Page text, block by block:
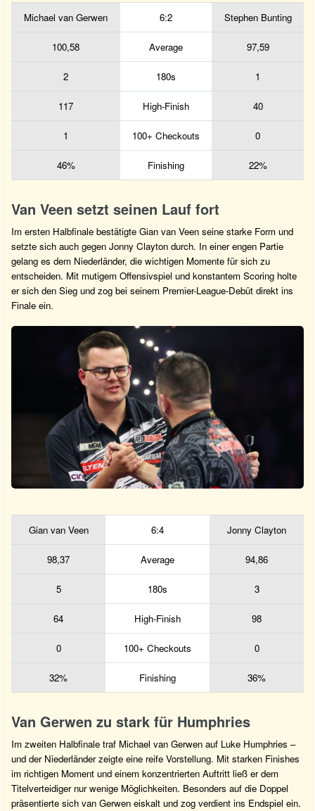
Michael van Gerwen 6:2 Stephen Bunting
100,58 Average 97,59
2 180s 1
117 High-Finish 40
1 100+ Checkouts 0
46% Finishing 22%
Van Veen setzt seinen Lauf fort
Im ersten Halbfinale bestätigte Gian van Veen seine starke Form und
setzte sich auch gegen Jonny Clayton durch. In einer engen Partie
gelang es dem Niederländer, die wichtigen Momente für sich zu
entscheiden. Mit mutigem Offensivspiel und konstantem Scoring holte
er sich den Sieg und zog bei seinem Premier-League-Debüt direkt ins
Finale ein.
Gian van Veen 6:4 Jonny Clayton
98,37 Average 94,86
5 180s 3
64 High-Finish 98
0 100+ Checkouts 0
32% Finishing 36%
Van Gerwen zu stark für Humphries
Im zweiten Halbfinale traf Michael van Gerwen auf Luke Humphries –
und der Niederländer zeigte eine reife Vorstellung. Mit starken Finishes
im richtigen Moment und einem konzentrierten Auftritt ließ er dem
Titelverteidiger nur wenige Möglichkeiten. Besonders auf die Doppel
präsentierte sich van Gerwen eiskalt und zog verdient ins Endspiel ein.